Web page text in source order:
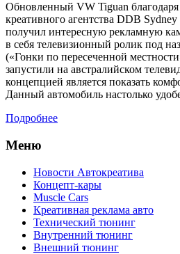
Обновленный VW Tiguan благодаря
креативного агентства DDB
получил интересную рекламную
в себя телевизионный ролик под
(«Гонки по пересеченной
запустили на австралийском
концепцией является показать
Данный автомобиль настолько
Подробнее
Меню
Новости Автокреатива
Концепт-кары
Muscle Cars
Креативная реклама авто
Технический тюнинг
Внутренний тюнинг
Внешний тюнинг